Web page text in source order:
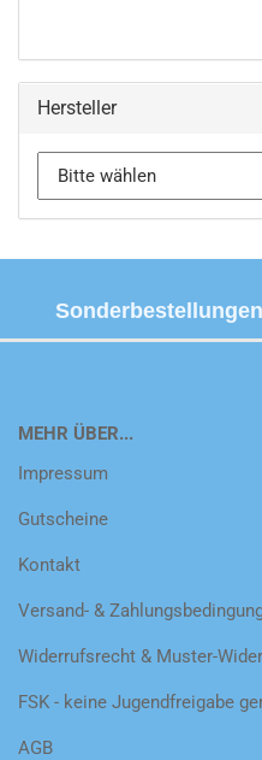
Hersteller
MEHR ÜBER...
Impressum
Gutscheine
Kontakt
Versand- &
Widerrufsrecht & Muster-
FSK - keine Jugendfreigabe
AGB